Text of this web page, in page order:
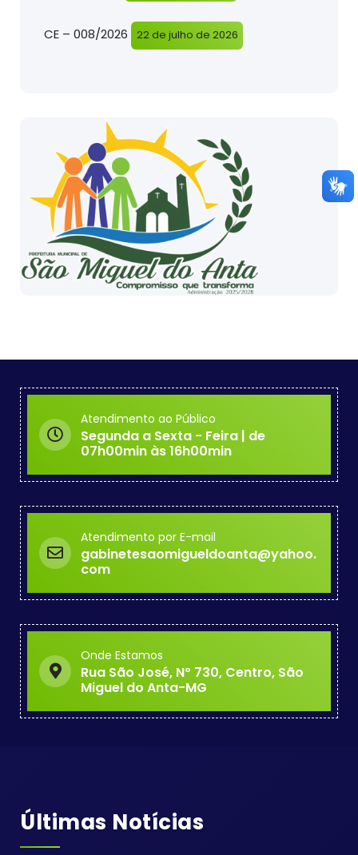
CE – 008/2026 22 de julho de 2026
Atendimento ao Público
Segunda a Sexta - Feira | de
07h00min às 16h00min
Atendimento por E-mail
gabinetesaomigueldoanta@yahoo.
com
Onde Estamos
Rua São José, Nº 730, Centro, São
Miguel do Anta-MG
Últimas Notícias